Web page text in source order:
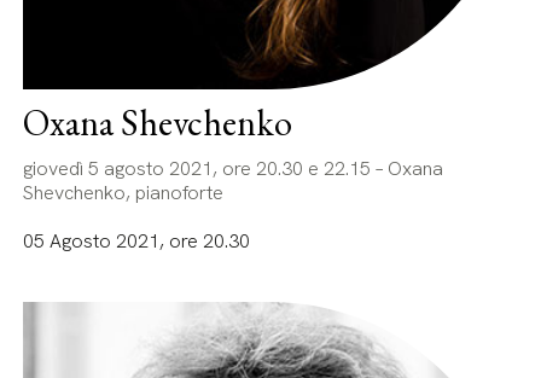
Oxana Shevchenko
giovedì 5 agosto 2021, ore 20.30 e 22.15 – Oxana
Shevchenko, pianoforte
05 Agosto 2021, ore 20.30